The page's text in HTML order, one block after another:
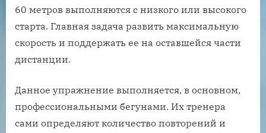
60 метров выполняются с низкого или высокого
старта. Главная задача развить максимальную
скорость и поддержать ее на оставшейся части
дистанции.
Данное упражнение выполняется, в основном,
профессиональными бегунами. Их тренера
сами определяют количество повторений и